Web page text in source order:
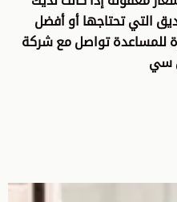
التي تحتاجها أو أفضل
للمساعدة تواصل مع شركة
سي